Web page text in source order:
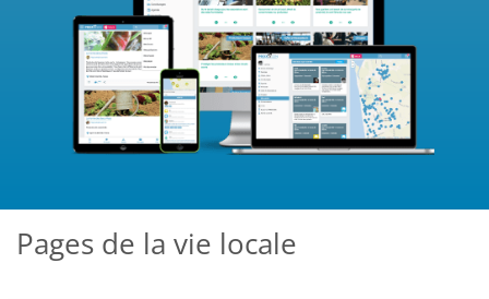
Pages de la vie locale